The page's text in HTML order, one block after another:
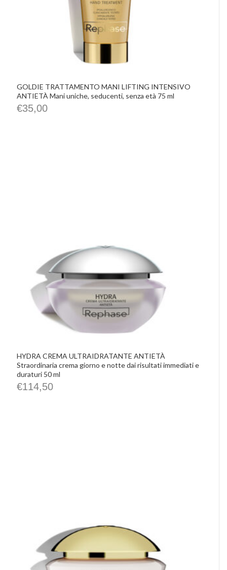
GOLDIE TRATTAMENTO MANI LIFTING INTENSIVO
ANTIETÀ Mani uniche, seducenti, senza età 75 ml
€35,00
HYDRA CREMA ULTRAIDRATANTE ANTIETÀ
Straordinaria crema giorno e notte dai risultati immediati e
duraturi 50 ml
€114,50